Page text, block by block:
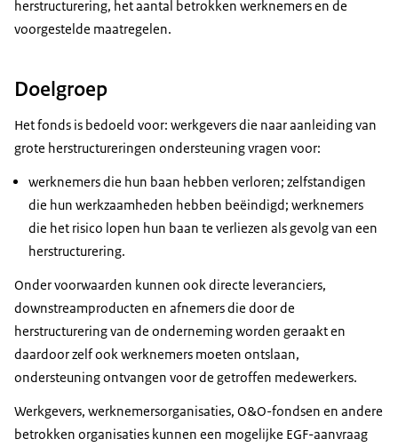
herstructurering, het aantal betrokken werknemers en de
voorgestelde maatregelen.
Doelgroep
Het fonds is bedoeld voor: werkgevers die naar aanleiding van
grote herstructureringen ondersteuning vragen voor:
werknemers die hun baan hebben verloren; zelfstandigen
die hun werkzaamheden hebben beëindigd; werknemers
die het risico lopen hun baan te verliezen als gevolg van een
herstructurering.
Onder voorwaarden kunnen ook directe leveranciers,
downstreamproducten en afnemers die door de
herstructurering van de onderneming worden geraakt en
daardoor zelf ook werknemers moeten ontslaan,
ondersteuning ontvangen voor de getroffen medewerkers.
Werkgevers, werknemersorganisaties, O&O-fondsen en andere
betrokken organisaties kunnen een mogelijke EGF-aanvraag